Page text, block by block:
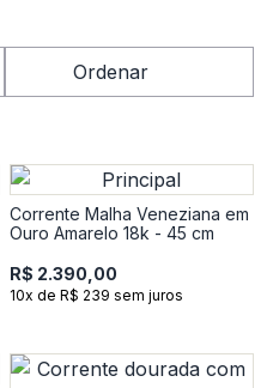
Ordenar
Corrente Malha Veneziana em
Ouro Amarelo 18k - 45 cm
R$ 2.390,00
10x de R$ 239 sem juros